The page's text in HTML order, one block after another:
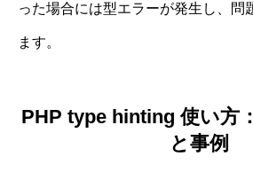
った場合には型エラーが発生し、問
ます。
PHP type hinting 使い方
と事例